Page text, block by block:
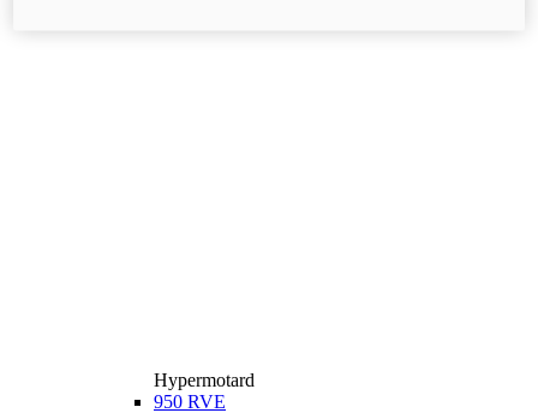
Hypermotard
950 RVE